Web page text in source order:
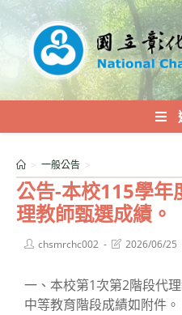
內
公告-本校115學年
理教師甄選成績。
> 一般公告 >
Postchsmrchc002
Post2026/06/25
一、本校第1次第2階段代
中等教育階段成績如附件。